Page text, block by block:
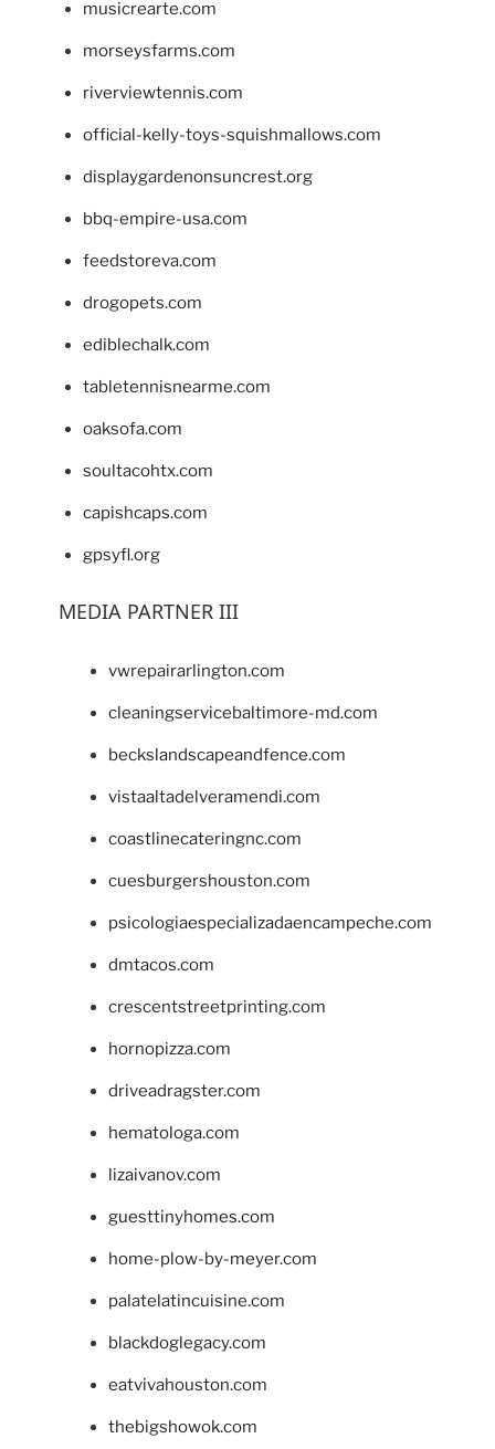
musicrearte.com
morseysfarms.com
riverviewtennis.com
official-kelly-toys-squishmallows.com
displaygardenonsuncrest.org
bbq-empire-usa.com
feedstoreva.com
drogopets.com
ediblechalk.com
tabletennisnearme.com
oaksofa.com
soultacohtx.com
capishcaps.com
gpsyfl.org
MEDIA PARTNER III
vwrepairarlington.com
cleaningservicebaltimore-md.com
beckslandscapeandfence.com
vistaaltadelveramendi.com
coastlinecateringnc.com
cuesburgershouston.com
psicologiaespecializadaencampeche.com
dmtacos.com
crescentstreetprinting.com
hornopizza.com
driveadragster.com
hematologa.com
lizaivanov.com
guesttinyhomes.com
home-plow-by-meyer.com
palatelatincuisine.com
blackdoglegacy.com
eatvivahouston.com
thebigshowok.com